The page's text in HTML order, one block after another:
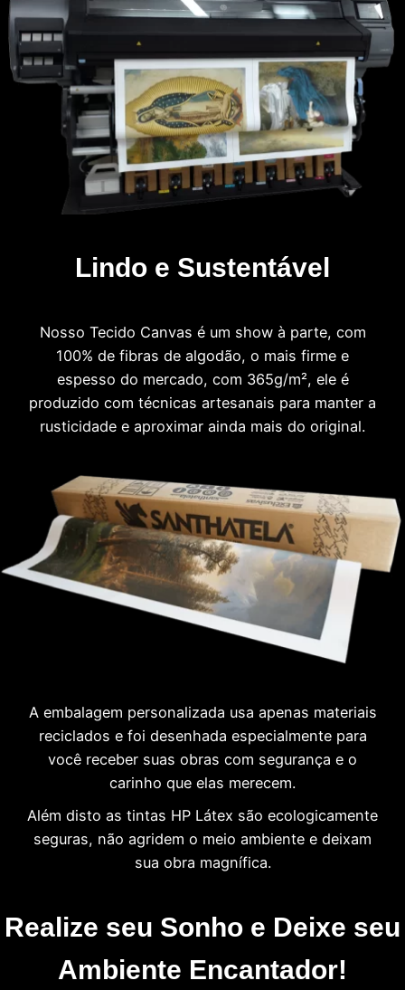
Lindo e Sustentável
Nosso Tecido Canvas é um show à parte, com
100% de fibras de algodão, o mais firme e
espesso do mercado, com 365g/m², ele é
produzido com técnicas artesanais para manter a
rusticidade e aproximar ainda mais do original.
A embalagem personalizada usa apenas materiais
reciclados e foi desenhada especialmente para
você receber suas obras com segurança e o
carinho que elas merecem.
Além disto as tintas HP Látex são ecologicamente
seguras, não agridem o meio ambiente e deixam
sua obra magnífica.
Realize seu Sonho e Deixe seu
Ambiente Encantador!